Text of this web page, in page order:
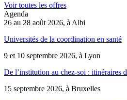
Voir toutes les offres
Agenda
26 au 28 août 2026, à Albi
Universités de la coordination en santé
9 et 10 septembre 2026, à Lyon
De l’institution au chez-soi : itinéraires
15 septembre 2026, à Bruxelles